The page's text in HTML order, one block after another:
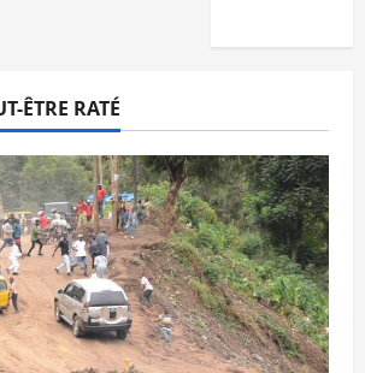
ÊTRE RATÉ